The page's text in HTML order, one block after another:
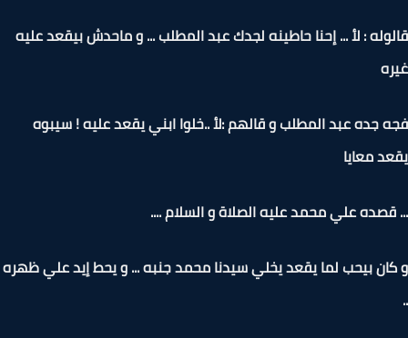
: لأ ... إحنا حاطينه لجدك عبد المطلب ... و ماحدش بيقعد عليه
جده عبد المطلب و قالهم :لأ ..خلوا ابني يقعد عليه ! سيبوه
معايا
علي محمد عليه الصلاة و السلام ....
بيحب لما يقعد يخلي سيدنا محمد جنبه ... و يحط إيد علي ظهره